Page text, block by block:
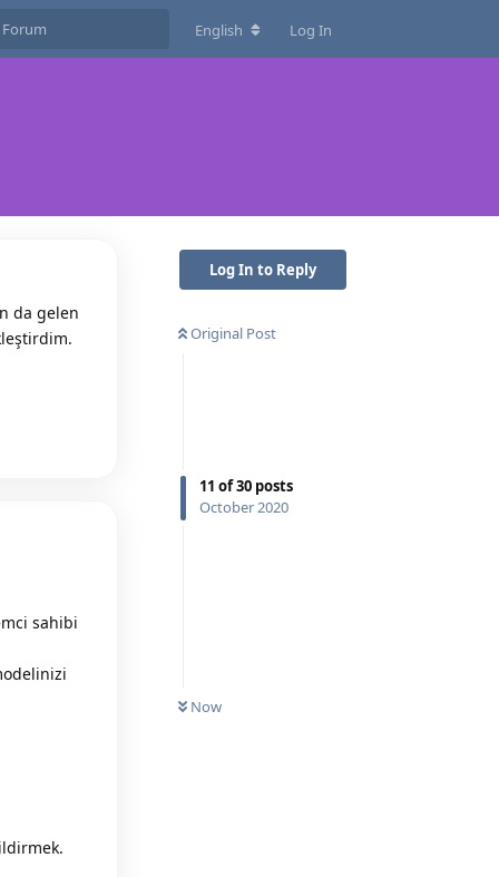
English Log In
Log In to Reply
Original Post
11 of30 posts
October 2020
Now
da gelen
sahibi